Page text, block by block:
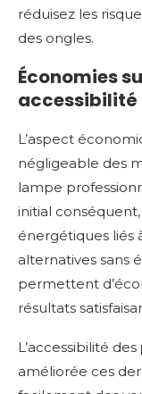
réduisez les
des ongles.
Économies
accessibilité
L’aspect
négligeable des
lampe
initial
énergétiques liés
alternatives sans
permettent
résultats
L’accessibilité des
améliorée ces